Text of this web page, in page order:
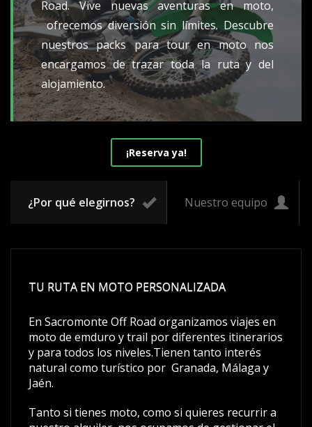
Road. Vive nuevas aventuras en moto,
ofrecemos diversión sin límites. Descubre
nuestros packs para tour en moto nos
encargamos de trazar toda la ruta y del
alojamiento.
¡Reserva ya!
¿Por qué elegirnos? Nuestro equipo
TU RUTA EN MOTO PERSONALIZADA
En Sacromonte Off Road organizamos viajes en
moto de emduro y trail por diferentes itinerarios
y para todos los niveles.Tienen tanto interés
natural como turístico por Granada, Málaga y
Jaén.
Tanto si tienes moto, como si quieres recurrir a